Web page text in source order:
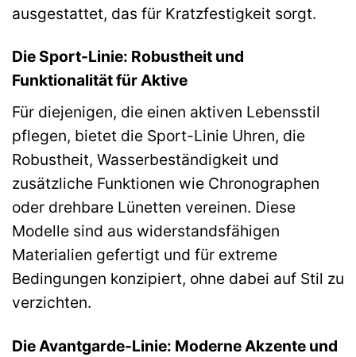
ausgestattet, das für Kratzfestigkeit sorgt.
Die Sport-Linie: Robustheit und
Funktionalität für Aktive
Für diejenigen, die einen aktiven Lebensstil
pflegen, bietet die Sport-Linie Uhren, die
Robustheit, Wasserbeständigkeit und
zusätzliche Funktionen wie Chronographen
oder drehbare Lünetten vereinen. Diese
Modelle sind aus widerstandsfähigen
Materialien gefertigt und für extreme
Bedingungen konzipiert, ohne dabei auf Stil zu
verzichten.
Die Avantgarde-Linie: Moderne Akzente und